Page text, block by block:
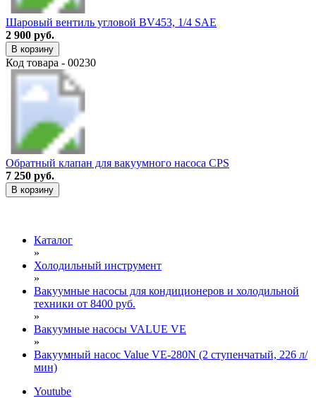
Шаровый вентиль угловой BV453, 1/4 SAE
2 900 руб.
В корзину
Код товара - 00230
Обратный клапан для вакуумного насоса CPS
7 250 руб.
В корзину
Каталог
»
Холодильный инструмент
»
Вакуумные насосы для кондиционеров и холодильной
техники от 8400 руб.
»
Вакуумные насосы VALUE VE
»
Вакуумный насос Value VE-280N (2 ступенчатый, 226 л/
мин)
Youtube